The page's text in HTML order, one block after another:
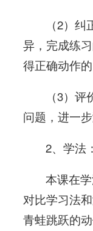
（2）
异，完成练
得正确动作
（3）
问题，进一
2、学法：
本课在
对比学习法
青蛙跳跃的